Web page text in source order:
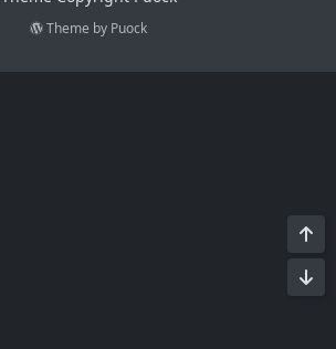
Theme by Puock